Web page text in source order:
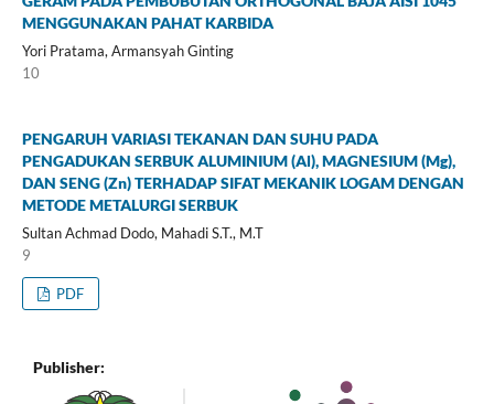
MENGGUNAKAN PAHAT KARBIDA
Yori Pratama, Armansyah Ginting
10
PENGARUH VARIASI TEKANAN DAN SUHU PADA
PENGADUKAN SERBUK ALUMINIUM (Al), MAGNESIUM (Mg),
DAN SENG (Zn) TERHADAP SIFAT MEKANIK LOGAM DENGAN
METODE METALURGI SERBUK
Sultan Achmad Dodo, Mahadi S.T., M.T
9
PDF
Publisher: